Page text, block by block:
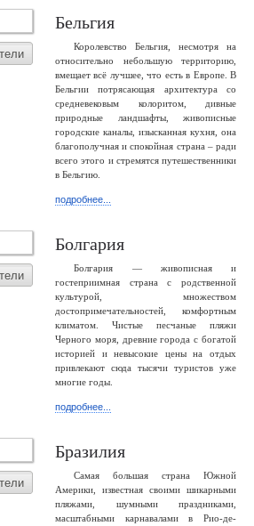
Бельгия
Королевство Бельгия, несмотря на
относительно небольшую территорию,
вмещает всё лучшее, что есть в Европе. В
Бельгии потрясающая архитектура со
средневековым колоритом, дивные
природные ландшафты, живописные
городские каналы, изысканная кухня, она
благополучная и спокойная страна – ради
всего этого и стремятся путешественники
в Бельгию.
подробнее...
Болгария
Болгария — живописная и
гостеприимная страна с родственной
культурой, множеством
достопримечательностей, комфортным
климатом. Чистые песчаные пляжи
Черного моря, древние города с богатой
историей и невысокие цены на отдых
привлекают сюда тысячи туристов уже
многие годы.
подробнее...
Бразилия
Самая большая страна Южной
Америки, известная своими шикарными
пляжами, шумными праздниками,
масштабными карнавалами в Рио-де-